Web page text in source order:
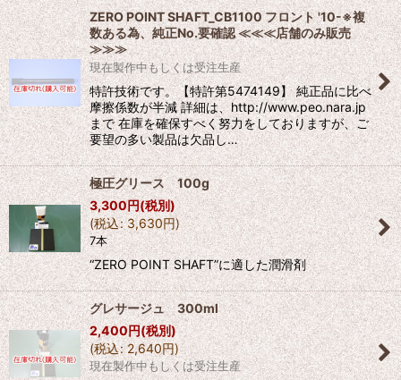
ZERO POINT SHAFT_CB1100 フロント '10-※複
数ある為、純正No.要確認 ≪≪≪店舗のみ販売
≫≫≫
現在製作中もしくは受注生産
特許技術です。【特許第5474149】 純正品に比べ
摩擦係数が半減 詳細は、http://www.peo.nara.jp
まで 在庫を確保すべく努力をしておりますが、ご
要望の多い製品は欠品し…
極圧グリース 100g
3,300円(税別)
(税込: 3,630円)
7本
“ZERO POINT SHAFT”に適した潤滑剤
グレサージュ 300ml
2,400円(税別)
(税込: 2,640円)
現在製作中もしくは受注生産